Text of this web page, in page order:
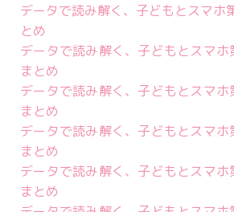
データで読み解く、子どもとスマホ
とめ
データで読み解く、子どもとスマ
まとめ
データで読み解く、子どもとスマ
まとめ
データで読み解く、子どもとスマ
まとめ
データで読み解く、子どもとスマ
まとめ